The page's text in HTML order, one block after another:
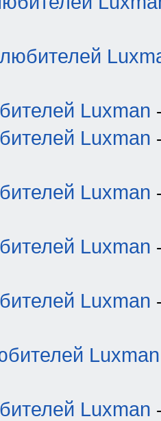
Luxman
Luxman
Luxman
Luxman
Luxman
Luxman
Luxman